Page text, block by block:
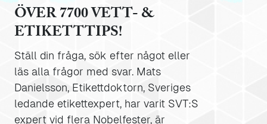
ÖVER 7700 VETT- &
ETIKETTTIPS!
Ställ din fråga, sök efter något eller
läs alla frågor med svar. Mats
Danielsson, Etikettdoktorn, Sveriges
ledande etikettexpert, har varit SVT:S
expert vid flera Nobelfester, är